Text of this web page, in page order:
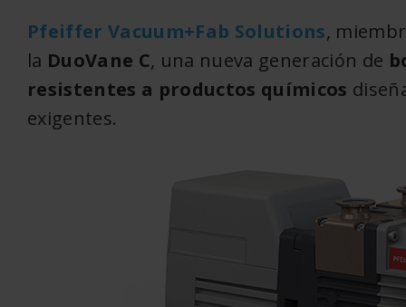
Pfeiffer Vacuum+Fab Solutions,
la DuoVane C, una nueva generación de
resistentes a productos químicos
exigentes.